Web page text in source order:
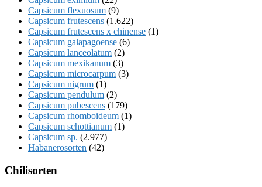
Capsicum flexuosum (9)
Capsicum frutescens (1.622)
Capsicum frutescens x chinense (1)
Capsicum galapagoense (6)
Capsicum lanceolatum (2)
Capsicum mexikanum (3)
Capsicum microcarpum (3)
Capsicum nigrum (1)
Capsicum pendulum (2)
Capsicum pubescens (179)
Capsicum rhomboideum (1)
Capsicum schottianum (1)
Capsicum sp. (2.977)
Habanerosorten (42)
Chilisorten